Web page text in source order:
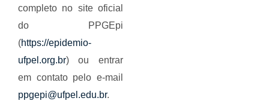
completo no site oficial
do PPGEpi
(https://epidemio-
ufpel.org.br) ou entrar
em contato pelo e-mail
ppgepi@ufpel.edu.br.